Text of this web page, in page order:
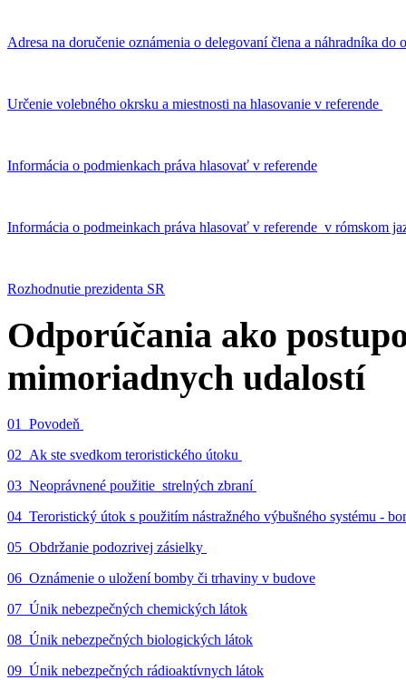
Adresa na doručenie oznámenia o delegovaní člena a náhradníka
Určenie volebného okrsku a miestnosti na hlasovanie v referende
Informácia o podmienkach práva hlasovať v referende
Informácia o podmeinkach práva hlasovať v referende v rómskom
Rozhodnutie prezidenta SR
Odporúčania ako
mimoriadnych udalostí
01_Povodeň
02_Ak ste svedkom teroristického útoku
03_Neoprávnené použitie strelných zbraní
04_Teroristický útok s použitím nástražného výbušného systému -
05_Obdržanie podozrivej zásielky
06_Oznámenie o uložení bomby či trhaviny v budove
07_Únik nebezpečných chemických látok
08_Únik nebezpečných biologických látok
09_Únik nebezpečných rádioaktívnych látok